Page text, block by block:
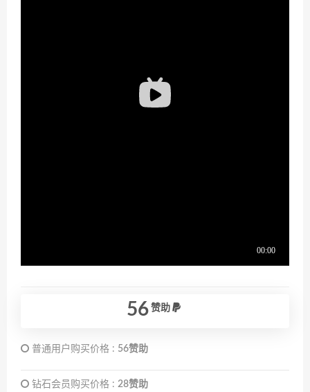
56 赞助
普通用户购买价格 : 56赞助
钻石会员购买价格 : 28赞助